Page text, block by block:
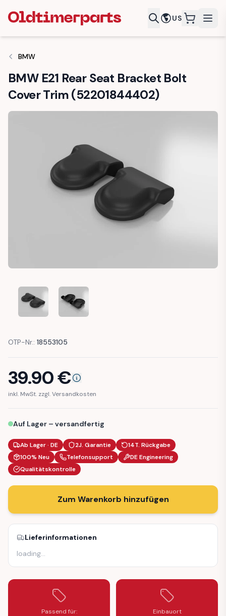
US
BMW
BMW E21 Rear Seat Bracket Bolt
Cover Trim (52201844402)
BMW E21 REAR SEAT BRACKET BOLT COVER TRIM
BMW E21 REAR SEAT BRACKET BOLT COVER
OTP-Nr.: 18553105
39.90€
inkl. MwSt. zzgl. Versandkosten
Auf Lager – versandfertig
Ab Lager · DE 2J. Garantie
14T. Rückgabe
100% Neu
Telefonsupport
DE Engineering
Qualitätskontrolle
Zum Warenkorb hinzufügen
Lieferinformationen
loading…
Passend für: Einbauort